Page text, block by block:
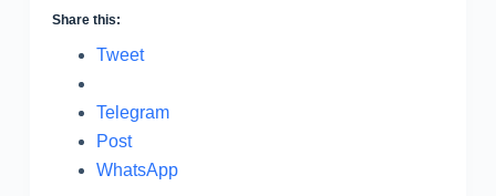
Share this:
Tweet
Telegram
Post
WhatsApp